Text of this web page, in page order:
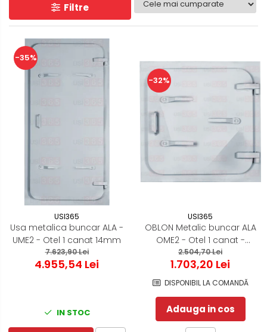
Filtre
-35%
USI365
Usa metalica buncar ALA -
UME2 - Otel 1 canat 14mm
7.623,90 Lei
4.955,54 Lei
IN STOC
-32%
USI365
OBLON Metalic buncar ALA
OME2 - Otel 1 canat -
700x700
2.504,70 Lei
1.703,20 Lei
DISPONIBIL LA COMANDĂ
Adauga in cos